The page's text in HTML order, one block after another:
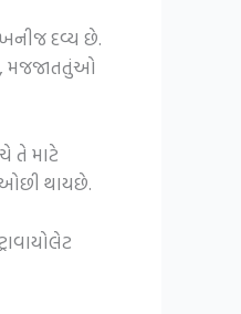
ખનીજ દવ્ય છે.
મજજાતતુંઓ
તે માટે
ઓછી થાયછે.